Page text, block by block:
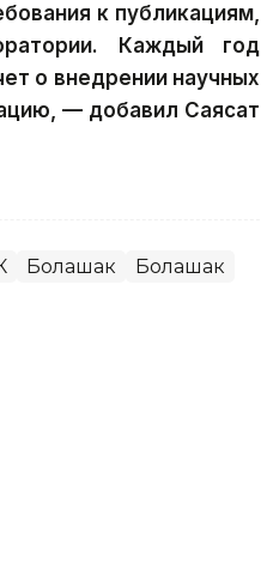
к публикациям,
Каждый год
о внедрении научных
— добавил Саясат
Болашак Болашак